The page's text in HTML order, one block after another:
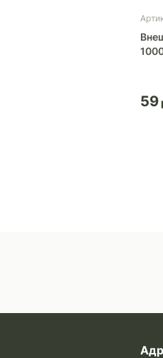
59